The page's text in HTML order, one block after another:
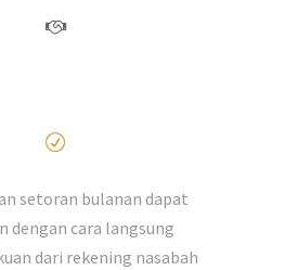
setoran bulanan dapat
dengan cara langsung
dari rekening nasabah